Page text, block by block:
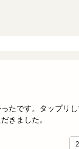
たです。タップリ
きました。
2